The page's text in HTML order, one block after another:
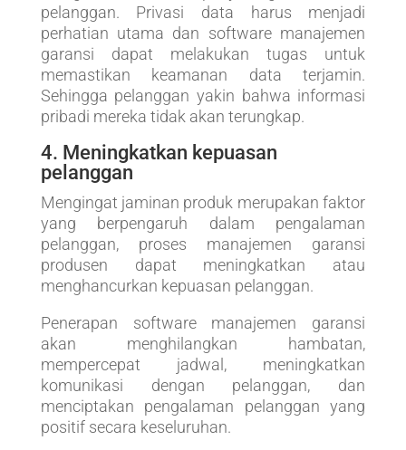
pelanggan. Privasi data harus menjadi
perhatian utama dan software manajemen
garansi dapat melakukan tugas untuk
memastikan keamanan data terjamin.
Sehingga pelanggan yakin bahwa informasi
pribadi mereka tidak akan terungkap.
4. Meningkatkan kepuasan
pelanggan
Mengingat jaminan produk merupakan faktor
yang berpengaruh dalam pengalaman
pelanggan, proses manajemen garansi
produsen dapat meningkatkan atau
menghancurkan kepuasan pelanggan.
Penerapan software manajemen garansi
akan menghilangkan hambatan,
mempercepat jadwal, meningkatkan
komunikasi dengan pelanggan, dan
menciptakan pengalaman pelanggan yang
positif secara keseluruhan.